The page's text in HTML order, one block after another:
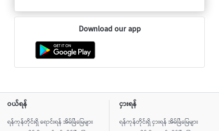
Download our app
ဝယ်ရန်
ရန်ကုန်တိုင်းရှိ ရောင်းရန် အိမ်ခြံမြေများ
ငှားရန်
ရန်ကုန်တိုင်းရှိ ငှားရန် အိမ်ခြံမြေများ